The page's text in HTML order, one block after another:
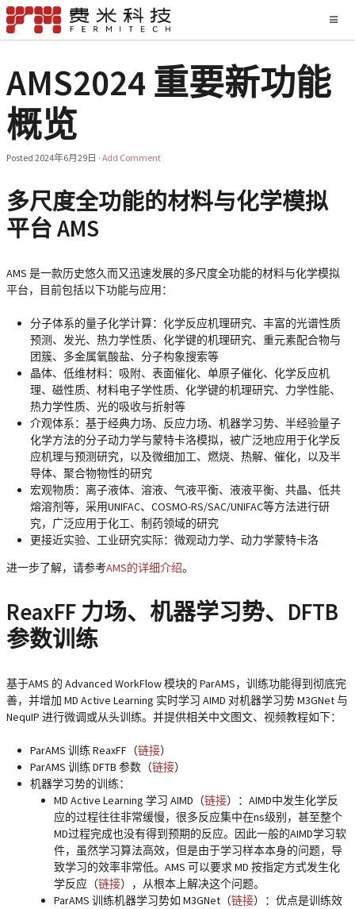
AMS2024 重要新功能
概览
Posted 2024年6月29日 · Add Comment
多尺度全功能的材料与化学模拟
平台 AMS
AMS 是一款历史悠久而又迅速发展的多尺度全功能的材料与化学模拟
平台，目前包括以下功能与应用：
分子体系的量子化学计算：化学反应机理研究、丰富的光谱性质
预测、发光、热力学性质、化学键的机理研究、重元素配合物与
团簇、多金属氧酸盐、分子构象搜索等
晶体、低维材料：吸附、表面催化、单原子催化、化学反应机
理、磁性质、材料电子学性质、化学键的机理研究、力学性能、
热力学性质、光的吸收与折射等
介观体系：基于经典力场、反应力场、机器学习势、半经验量子
化学方法的分子动力学与蒙特卡洛模拟，被广泛地应用于化学反
应机理与预测研究，以及微细加工、燃烧、热解、催化，以及半
导体、聚合物物性的研究
宏观物质：离子液体、溶液、气液平衡、液液平衡、共晶、低共
熔溶剂等，采用UNIFAC、COSMO-RS/SAC/UNIFAC等方法进行研
究，广泛应用于化工、制药领域的研究
更接近实验、工业研究实际：微观动力学、动力学蒙特卡洛
进一步了解，请参考AMS的详细介绍。
ReaxFF 力场、机器学习势、DFTB
参数训练
基于AMS 的 Advanced WorkFlow 模块的 ParAMS，训练功能得到彻底完
善，并增加 MD Active Learning 实时学习 AIMD 对机器学习势 M3GNet 与
NequIP 进行微调或从头训练。并提供相关中文图文、视频教程如下：
ParAMS 训练 ReaxFF（链接）
ParAMS 训练 DFTB 参数（链接）
机器学习势的训练：
MD Active Learning 学习 AIMD（链接）：AIMD中发生化学反
应的过程往往非常缓慢，很多反应集中在ns级别，甚至整个
MD过程完成也没有得到预期的反应。因此一般的AIMD学习软
件，虽然学习算法高效，但是由于学习样本本身的问题，导
致学习的效率非常低。AMS 可以要求 MD 按指定方式发生化
学反应（链接），从根本上解决这个问题。
ParAMS 训练机器学习势如 M3GNet（链接）：优点是训练效